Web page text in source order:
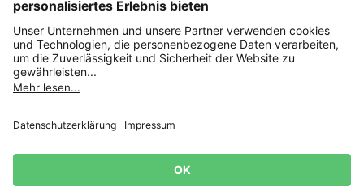
Sicher einkaufen mit
AGB